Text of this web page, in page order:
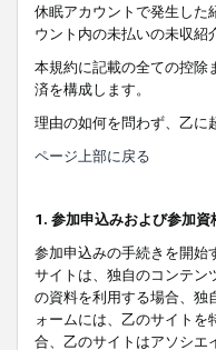
休眠アカウントで発生した
ウント内の未払いの未収紹
本規約に記載の全ての控除
済を構成します。
理由の如何を問わず、乙に
ページ上部に戻る
1. 参加申込みおよび参加資
参加申込みの手続きを開始
サイトは、独自のコンテン
の資料を利用する場合、独
ォームには、乙のサイト
合、乙のサイトはアソシエ